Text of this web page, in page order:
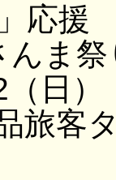
応援
ま祭
（日
旅客